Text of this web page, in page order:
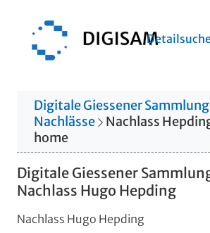
Digitale Giessener
Nachlässe
Nachlass
home
Digitale Giessener
Nachlass Hugo Hepding
Nachlass Hugo Hepding